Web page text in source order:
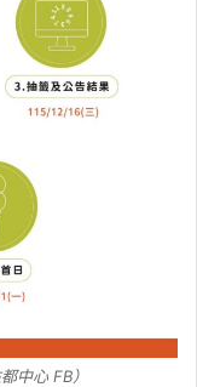
中心 FB）